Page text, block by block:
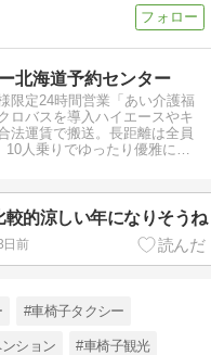
北海道予約センター
限定24時間営業「あい介護福
ロバスを導入ハイエースやキ
法運賃で搬送。長距離は全員
人乗りでゆったり優雅に全
較的涼しい年になりそうね
日前
#車椅子タクシー
ション #車椅子観光